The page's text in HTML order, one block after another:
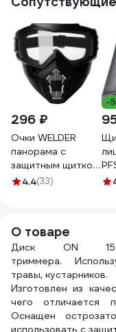
296 ₽
Очки WELDER
панорама с
защитным щитком
ОЗТП-5-Ч
4.4(33)
-
О товаре
Диск ON 15-
триммера.
травы, кустарников.
Изготовлен из
чего отличается
Оснащен
использовать с